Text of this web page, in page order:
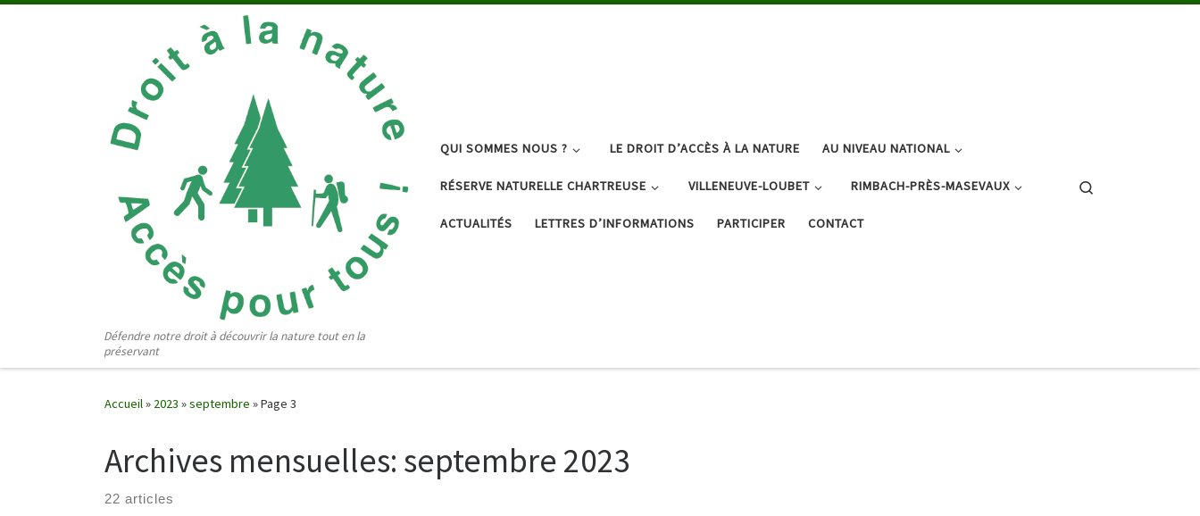
Défendre notre droit à découvrir la nature tout en la
préservant
QUI SOMMES NOUS ? LE DROIT D’ACCÈS À LA NATURE AU NIVEAU NATIONAL
RÉSERVE NATURELLE CHARTREUSE VILLENEUVE-LOUBET RIMBACH-PRÈS-MASEVAUX
ACTUALITÉS LETTRES D’INFORMATIONS PARTICIPER CONTACT
Accueil» 2023 »septembre »Page 3
Archives mensuelles: septembre 2023
22 articles